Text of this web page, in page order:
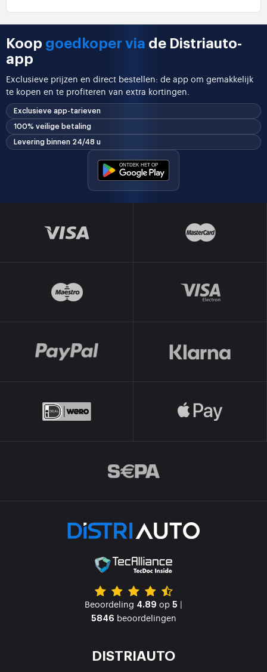
Koop goedkoper via de Distriauto-
app
Exclusieve prijzen en direct bestellen: de app om gemakkelijk
te kopen en te profiteren van extra kortingen.
Exclusieve app-tarieven
100% veilige betaling
Levering binnen 24/48 u
Beoordeling 4.89 op 5 |
5846 beoordelingen
DISTRIAUTO